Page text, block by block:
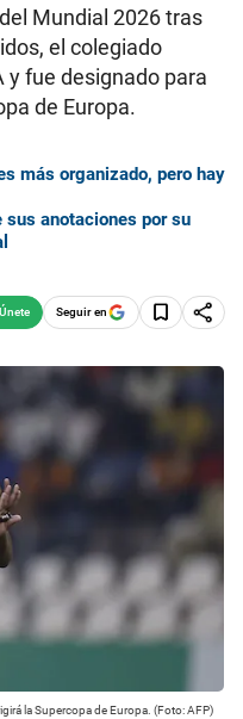
Mundial 2026 tras
el colegiado
y fue designado para
de Europa.
más organizado, pero hay
sus anotaciones por su
Seguir en
la Supercopa de Europa. (Foto: AFP)